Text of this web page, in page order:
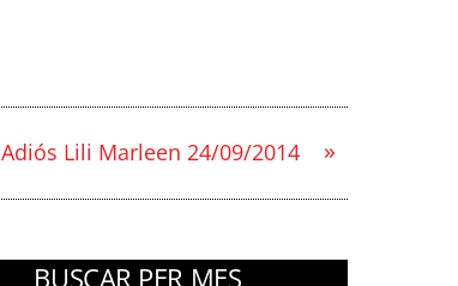
»
Adiós Lili Marleen 24/09/2014